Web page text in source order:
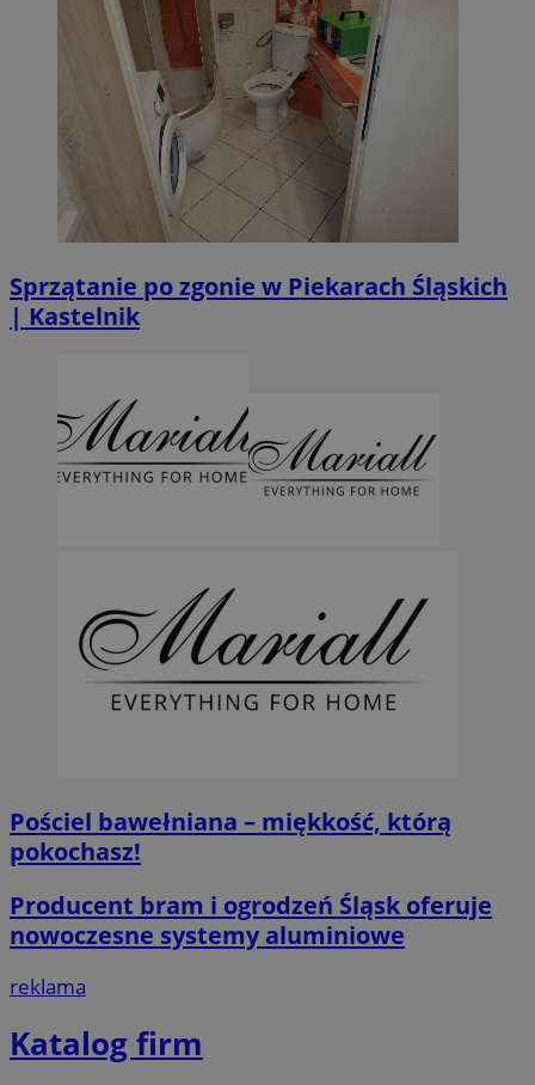
Sprzątanie po zgonie w Piekarach Śląskich
| Kastelnik
Pościel bawełniana – miękkość, którą
pokochasz!
Producent bram i ogrodzeń Śląsk oferuje
nowoczesne systemy aluminiowe
reklama
Katalog firm